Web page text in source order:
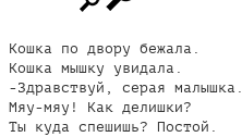
Кошка по двору бежала.
Кошка мышку увидала.
-Здравствуй, серая малышка.
Мяу-мяу! Как делишки?
Ты куда спешишь? Постой.